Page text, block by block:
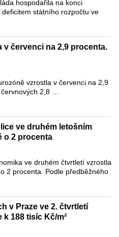
hospodařila na konci
deficitem státního rozpočtu ve
v červenci na 2,9 procenta.
vzrostla v červenci na 2,9
2,8 …
ve druhém letošním
o 2 procenta
ve druhém čtvrtletí vzrostla
2 procenta. Podle předběžného
v Praze ve 2. čtvrtletí
188 tisíc Kč/m²